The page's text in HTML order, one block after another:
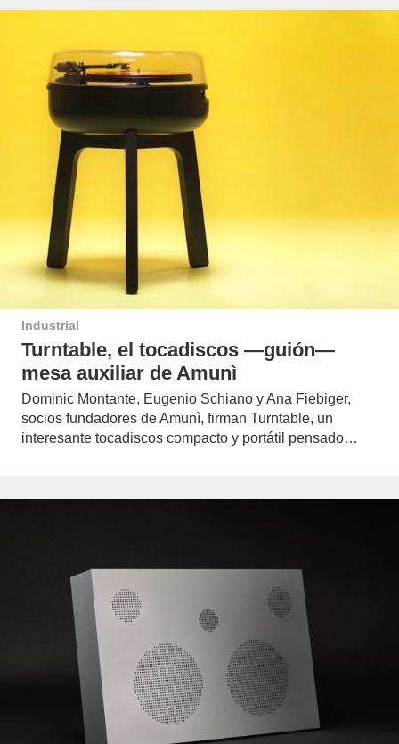
Industrial
Turntable, el tocadiscos —guión—
mesa auxiliar de Amunì
Dominic Montante, Eugenio Schiano y Ana Fiebiger,
socios fundadores de Amunì, firman Turntable, un
interesante tocadiscos compacto y portátil pensado…